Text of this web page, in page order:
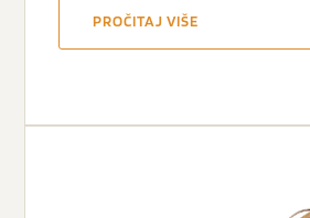
PROČITAJ VIŠE